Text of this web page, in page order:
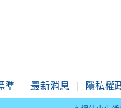
準 最新消息 隱私權